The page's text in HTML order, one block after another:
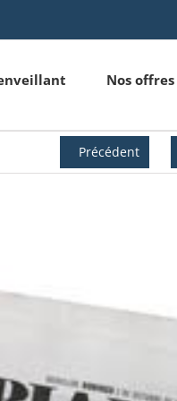
Nos offres
Précédent